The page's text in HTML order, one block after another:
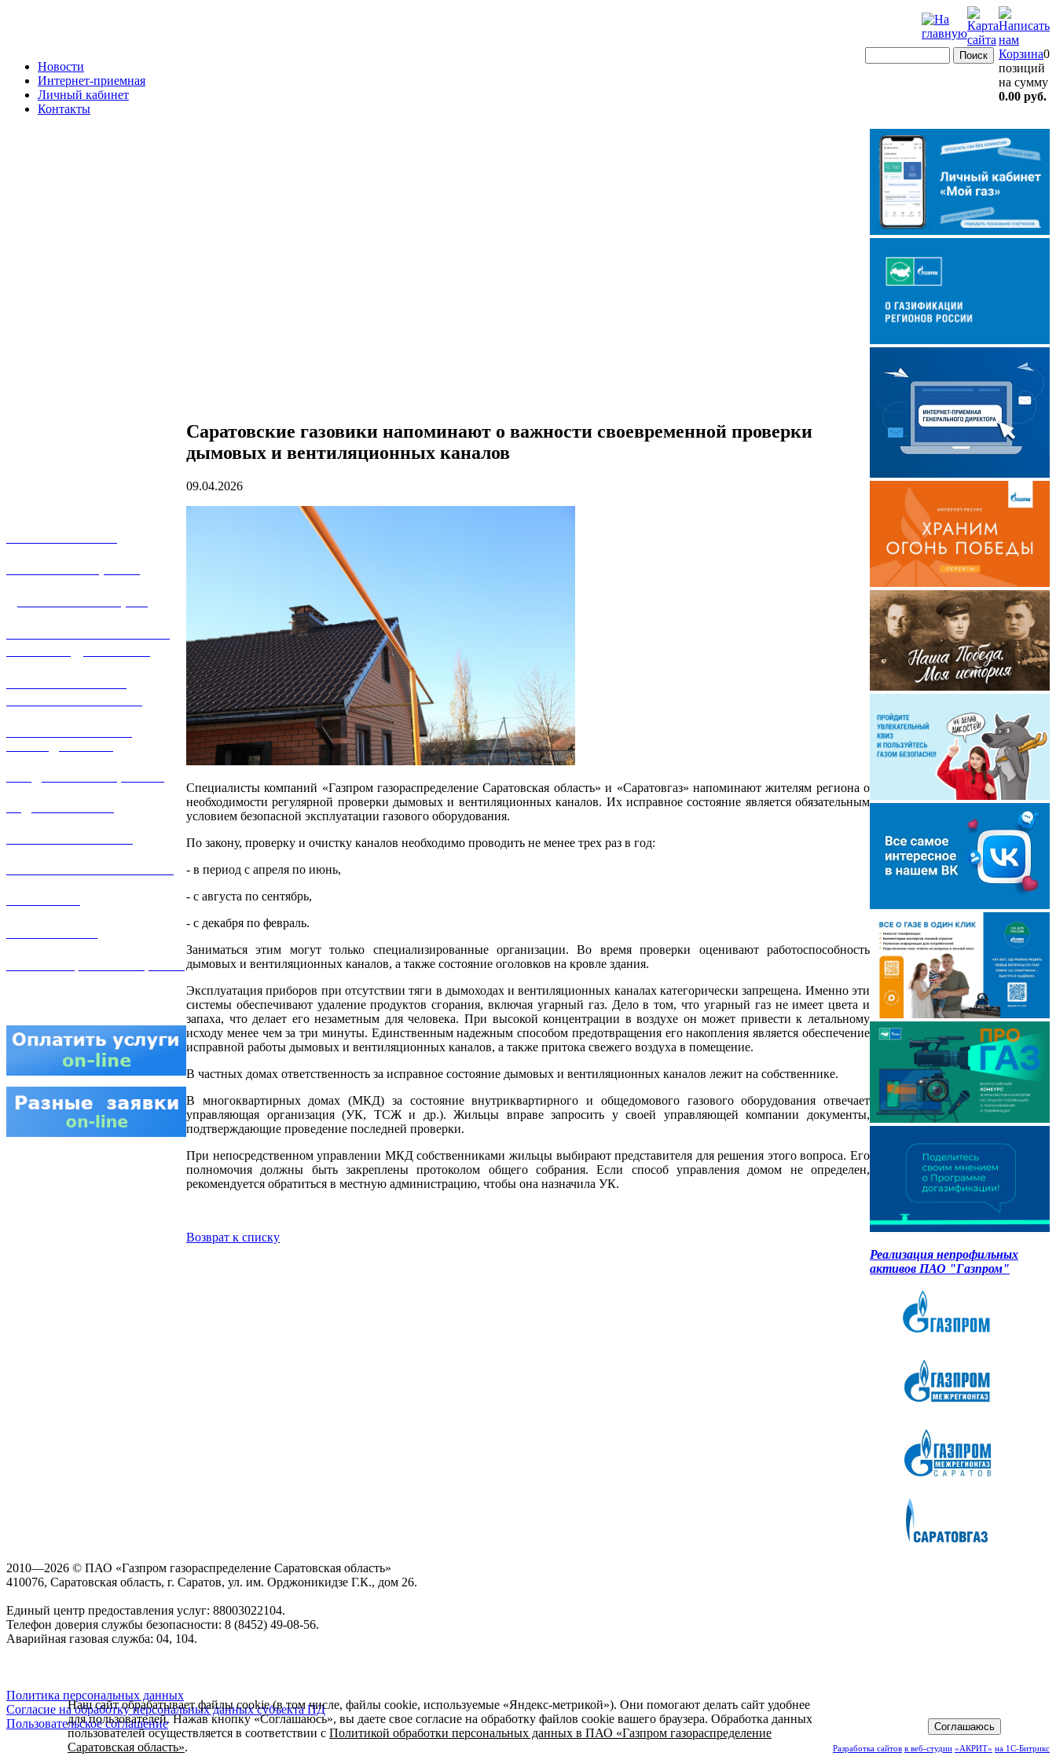
Новости
Интернет-приемная
Личный кабинет
Контакты
Корзина0
позиций
на сумму
0.00 руб.
Саратовские газовики напоминают о важности своевременной проверки
дымовых и вентиляционных каналов
09.04.2026
Специалисты компаний «Газпром газораспределение Саратовская область» и «Саратовгаз» напоминают жителям региона о
необходимости регулярной проверки дымовых и вентиляционных каналов. Их исправное состояние является обязательным
условием безопасной эксплуатации газового оборудования.
По закону, проверку и очистку каналов необходимо проводить не менее трех раз в год:
- в период с апреля по июнь,
- с августа по сентябрь,
- с декабря по февраль.
Заниматься этим могут только специализированные организации. Во время проверки оценивают работоспособность
дымовых и вентиляционных каналов, а также состояние оголовков на кровле здания.
Эксплуатация приборов при отсутствии тяги в дымоходах и вентиляционных каналах категорически запрещена. Именно эти
системы обеспечивают удаление продуктов сгорания, включая угарный газ. Дело в том, что угарный газ не имеет цвета и
запаха, что делает его незаметным для человека. При высокой концентрации в воздухе он может привести к летальному
исходу менее чем за три минуты. Единственным надежным способом предотвращения его накопления является обеспечение
исправной работы дымовых и вентиляционных каналов, а также притока свежего воздуха в помещение.
В частных домах ответственность за исправное состояние дымовых и вентиляционных каналов лежит на собственнике.
В многоквартирных домах (МКД) за состояние внутриквартирного и общедомового газового оборудования отвечает
управляющая организация (УК, ТСЖ и др.). Жильцы вправе запросить у своей управляющей компании документы,
подтверждающие проведение последней проверки.
При непосредственном управлении МКД собственниками жильцы выбирают представителя для решения этого вопроса. Его
полномочия должны быть закреплены протоколом общего собрания. Если способ управления домом не определен,
рекомендуется обратиться в местную администрацию, чтобы она назначила УК.
Возврат к списку
Реализация непрофильных
активов ПАО "Газпром"
2010—2026 © ПАО «Газпром газораспределение Саратовская область»
410076, Саратовская область, г. Саратов, ул. им. Орджоникидзе Г.К., дом 26.
Единый центр предоставления услуг: 88003022104.
Телефон доверия службы безопасности: 8 (8452) 49-08-56.
Аварийная газовая служба: 04, 104.
Политика персональных данных
Согласие на обработку персональных данных субъекта ПД
Пользовательское соглашение
Разработка сайтов в веб-студии «АКРИТ» на 1С-Битрикс
Наш сайт обрабатывает файлы cookie (в том числе, файлы cookie, используемые «Яндекс-метрикой»). Они помогают делать сайт удобнее
для пользователей. Нажав кнопку «Соглашаюсь», вы даете свое согласие на обработку файлов cookie вашего браузера. Обработка данных
пользователей осуществляется в соответствии с Политикой обработки персональных данных в ПАО «Газпром газораспределение
Саратовская область».
Соглашаюсь